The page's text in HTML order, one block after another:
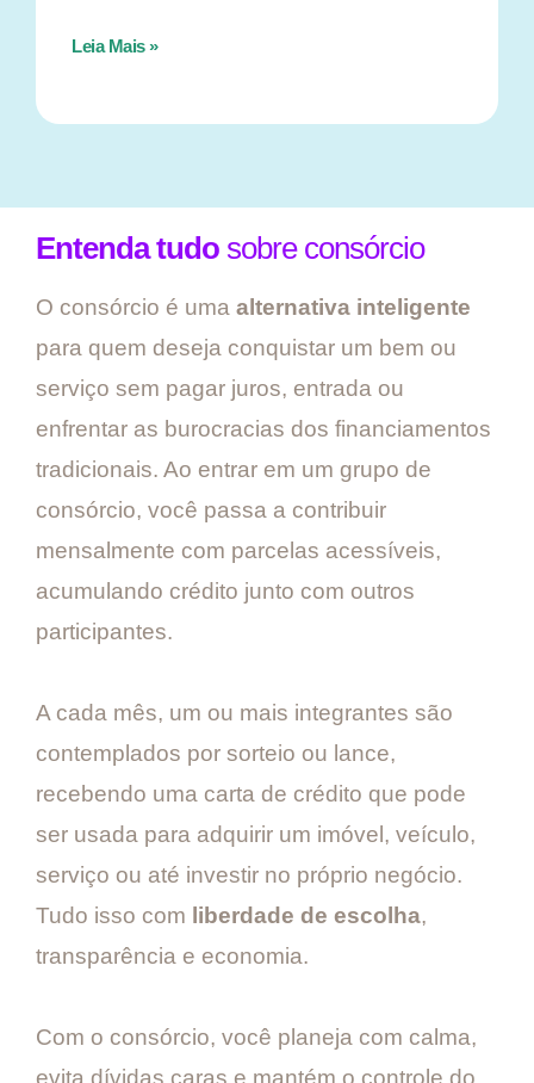
Leia Mais »
Entenda tudo sobre consórcio
O consórcio é uma alternativa inteligente
para quem deseja conquistar um bem ou
serviço sem pagar juros, entrada ou
enfrentar as burocracias dos financiamentos
tradicionais. Ao entrar em um grupo de
consórcio, você passa a contribuir
mensalmente com parcelas acessíveis,
acumulando crédito junto com outros
participantes.
A cada mês, um ou mais integrantes são
contemplados por sorteio ou lance,
recebendo uma carta de crédito que pode
ser usada para adquirir um imóvel, veículo,
serviço ou até investir no próprio negócio.
Tudo isso com liberdade de escolha,
transparência e economia.
Com o consórcio, você planeja com calma,
evita dívidas caras e mantém o controle do